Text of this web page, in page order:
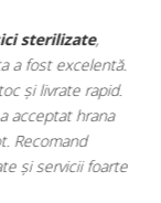
găsesc nu
veterinară:
Este foarte
animalul meu
produsele au fost
și foarte util